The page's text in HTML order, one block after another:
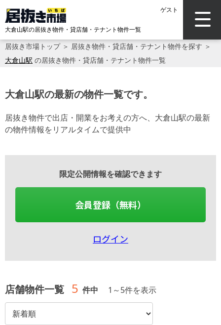
ゲスト
大倉山駅の居抜き物件・貸店舗・テナント物件一覧
居抜き市場トップ＞ 居抜き物件・貸店舗・テナント物件を探す ＞
大倉山駅 の居抜き物件・貸店舗・テナント物件一覧
大倉山駅の最新の物件一覧です。
居抜き物件で出店・開業をお考えの方へ、大倉山駅の最新
の物件情報をリアルタイムで提供中
限定公開情報を確認できます
会員登録（無料）
ログイン
店舗物件一覧 5 件中 1 ～5件を表示